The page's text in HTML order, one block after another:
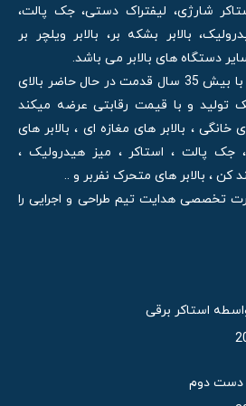
شارژی، لیفتراک دستی، جک پالت،
بالابر بشکه بر، بالابر ویلچر بر
دستگاه های بالابر می باشد.
همچنین شرکت ایران یدک با بیش 35 سال قدمت در حال حاضر بالای
تولید و با قیمت رقابتی عرضه میکند
خانگی ، بالابر های مغازه ای ، بالابر های
، جک پالت ، استاکر ، میز هیدرولیک ،
کن ، بالابر های متحرک نفربر و ..
تخصصی هدایت تیم طراحی و اجرایی را
استاکر برقی
دست دوم